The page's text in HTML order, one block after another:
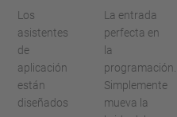
Los
asistentes
de
aplicación
están
diseñados
La entrada
perfecta en
la
programación.
Simplemente
mueva la